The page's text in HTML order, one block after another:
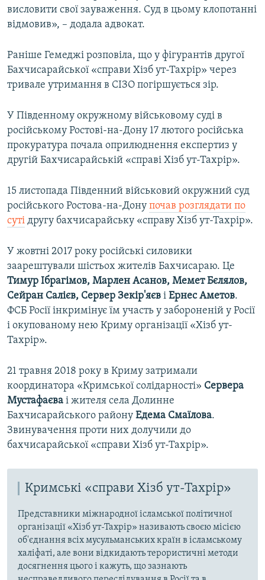
висловити свої зауваження. Суд в цьому клопотанні
відмовив», – додала адвокат.
Раніше Гемеджі розповіла, що у фігурантів другої
Бахчисарайської «справи Хізб ут-Тахрір» через
тривале утримання в СІЗО погіршується зір.
У Південному окружному військовому суді в
російському Ростові-на-Дону 17 лютого російська
прокуратура почала оприлюднення експертиз у
другій Бахчисарайській «справі Хізб ут-Тахрір».
15 листопада Південний військовий окружний суд
російського Ростова-на-Дону почав розглядати по
суті другу бахчисарайську «справу Хізб ут-Тахрір».
У жовтні 2017 року російські силовики
заарештували шістьох жителів Бахчисараю. Це
Тимур Ібрагімов, Марлен Асанов, Мемет Бєлялов,
Сейран Салієв, Сервер Зекір'яєв і Ернес Аметов.
ФСБ Росії інкримінує їм участь у забороненій у Росії
і окупованому нею Криму організації «Хізб ут-
Тахрір».
21 травня 2018 року в Криму затримали
координатора «Кримської солідарності» Сервера
Мустафаєва і жителя села Долинне
Бахчисарайського району Едема Смаїлова.
Звинувачення проти них долучили до
бахчисарайської «справи Хізб ут-Тахрір».
Кримські «справи Хізб ут-Тахрір»
Представники міжнародної ісламської політичної
організації «Хізб ут-Тахрір» називають своєю місією
об'єднання всіх мусульманських країн в ісламському
халіфаті, але вони відкидають терористичні методи
досягнення цього і кажуть, що зазнають